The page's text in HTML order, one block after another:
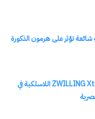
تؤثر على هرمون الذكورة
تافولا تطلق أجهزة ZWILLING Xtend اللاسلكية في